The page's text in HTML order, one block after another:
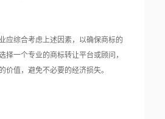
应综合考虑上述因素，以确保商标的
择一个专业的商标转让平台或顾问，
价值，避免不必要的经济损失。